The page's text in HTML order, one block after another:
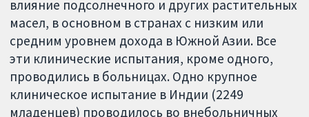
влияние подсолнечного и других растительных
масел, в основном в странах с низким или
средним уровнем дохода в Южной Азии. Все
эти клинические испытания, кроме одного,
проводились в больницах. Одно крупное
клиническое испытание в Индии (2249
младенцев) проводилось во внебольничных